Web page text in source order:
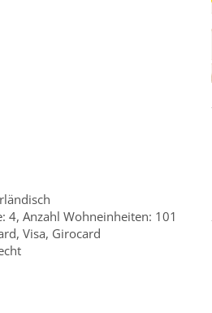
4, Anzahl Wohneinheiten: 101
Visa, Girocard